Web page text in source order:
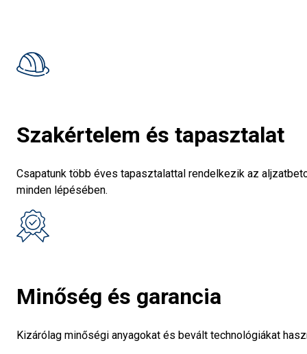
Szakértelem és tapasztalat
Csapatunk több éves tapasztalattal rendelkezik az
minden lépésében.
Minőség és garancia
Kizárólag minőségi anyagokat és bevált technológiákat